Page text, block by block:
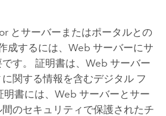
とサーバーまたはポータルとの
成するには、Web サーバーにサ
す。 証明書は、Web サーバー
関する情報を含むデジタル フ
明書には、Web サーバーとサー
のセキュリティで保護されたチ